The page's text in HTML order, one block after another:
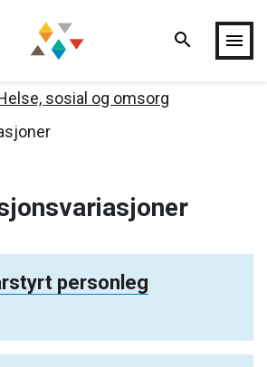
til hovedinnholdet search menu
sosial og omsorg
personleg